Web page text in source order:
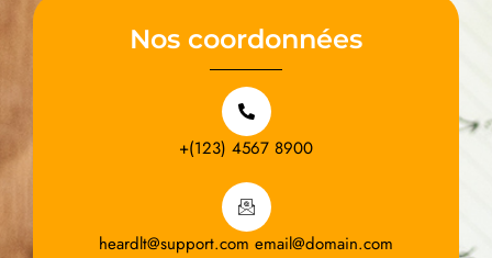
Nos coordonnées
+(123) 4567 8900
heardlt@support.com email@domain.com